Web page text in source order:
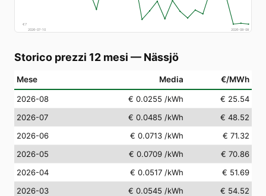
€7
2026-07-10
2026-08-08
Storico prezzi 12 mesi — Nässjö
Mese Media €/MWh
2026-08 € 0.0255 /kWh
€ 25.54
2026-07
€ 0.0485 /kWh
€ 48.52
2026-06
€ 0.0713 /kWh
€ 71.32
2026-05
€ 0.0709 /kWh
€ 70.86
2026-04
€ 0.0517 /kWh
€ 51.69
2026-03
€ 0.0545 /kWh
€ 54.52